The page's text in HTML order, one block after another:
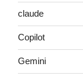
claude
Copilot
Gemini